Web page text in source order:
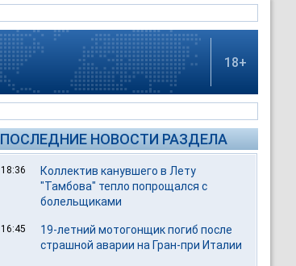
18+
ПОСЛЕДНИЕ НОВОСТИ РАЗДЕЛА
18:36
Коллектив канувшего в Лету
"Тамбова" тепло попрощался с
болельщиками
16:45
19-летний мотогонщик погиб после
страшной аварии на Гран-при Италии